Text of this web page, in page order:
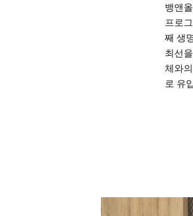
뱅앤
프로
째 생
최선
체와
로 유